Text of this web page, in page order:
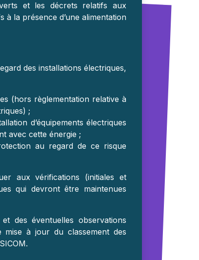
et les décrets relatifs aux
à la présence d’une alimentation
des installations électriques,
(hors règlementation relative à
;
d’équipements électriques
avec cette énergie ;
au regard de ce risque
aux vérifications (initiales et
qui devront être maintenues
des éventuelles observations
mise à jour du classement des